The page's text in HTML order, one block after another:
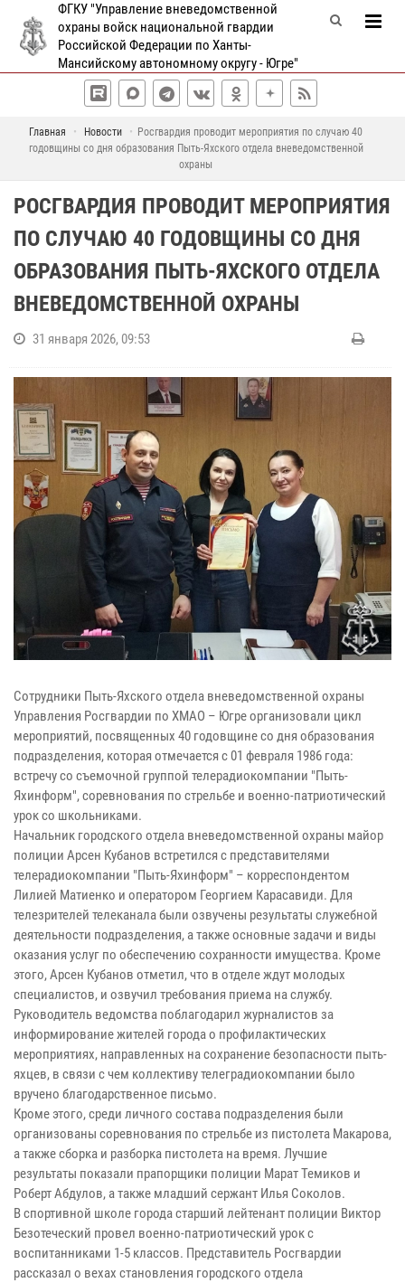
ФГКУ "Управление вневедомственной
охраны войск национальной гвардии
Российской Федерации по Ханты-
Мансийскому автономному округу - Югре"
Главная Новости
Росгвардия проводит мероприятия по случаю 40
годовщины со дня образования Пыть-Яхского отдела вневедомственной
охраны
РОСГВАРДИЯ ПРОВОДИТ МЕРОПРИЯТИЯ
ПО СЛУЧАЮ 40 ГОДОВЩИНЫ СО ДНЯ
ОБРАЗОВАНИЯ ПЫТЬ-ЯХСКОГО ОТДЕЛА
ВНЕВЕДОМСТВЕННОЙ ОХРАНЫ
31 января 2026, 09:53
Сотрудники Пыть-Яхского отдела вневедомственной охраны
Управления Росгвардии по ХМАО – Югре организовали цикл
мероприятий, посвященных 40 годовщине со дня образования
подразделения, которая отмечается с 01 февраля 1986 года:
встречу со съемочной группой телерадиокомпании "Пыть-
Яхинформ", соревнования по стрельбе и военно-патриотический
урок со школьниками.
Начальник городского отдела вневедомственной охраны майор
полиции Арсен Кубанов встретился с представителями
телерадиокомпании "Пыть-Яхинформ" – корреспондентом
Лилией Матиенко и оператором Георгием Карасавиди. Для
телезрителей телеканала были озвучены результаты служебной
деятельности подразделения, а также основные задачи и виды
оказания услуг по обеспечению сохранности имущества. Кроме
этого, Арсен Кубанов отметил, что в отделе ждут молодых
специалистов, и озвучил требования приема на службу.
Руководитель ведомства поблагодарил журналистов за
информирование жителей города о профилактических
мероприятиях, направленных на сохранение безопасности пыть-
яхцев, в связи с чем коллективу телеградиокомпании было
вручено благодарственное письмо.
Кроме этого, среди личного состава подразделения были
организованы соревнования по стрельбе из пистолета Макарова,
а также сборка и разборка пистолета на время. Лучшие
результаты показали прапорщики полиции Марат Темиков и
Роберт Абдулов, а также младший сержант Илья Соколов.
В спортивной школе города старший лейтенант полиции Виктор
Безотеческий провел военно-патриотический урок с
воспитанниками 1-5 классов. Представитель Росгвардии
рассказал о вехах становления городского отдела